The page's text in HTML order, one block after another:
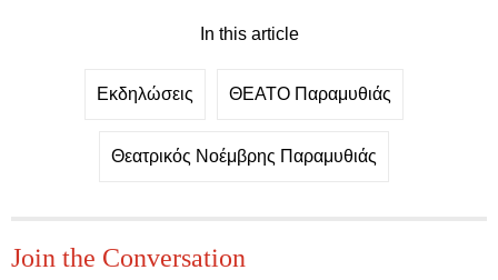
In this article
Εκδηλώσεις ΘΕΑΤΟ Παραμυθιάς
Θεατρικός Νοέμβρης Παραμυθιάς
Join the Conversation